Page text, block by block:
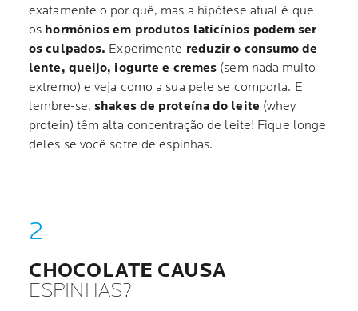
exatamente o por quê, mas a hipótese atual é que
os hormônios em produtos laticínios podem ser
os culpados. Experimente reduzir o consumo de
lente, queijo, iogurte e cremes (sem nada muito
extremo) e veja como a sua pele se comporta. E
lembre-se,shakes de proteína do leite (whey
protein) têm alta concentração de leite! Fique longe
deles se você sofre de espinhas.
CHOCOLATE CAUSA
ESPINHAS?